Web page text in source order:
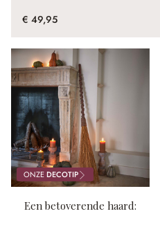
€ 49,95
ONZEDECOTIP
Een betoverende haard: